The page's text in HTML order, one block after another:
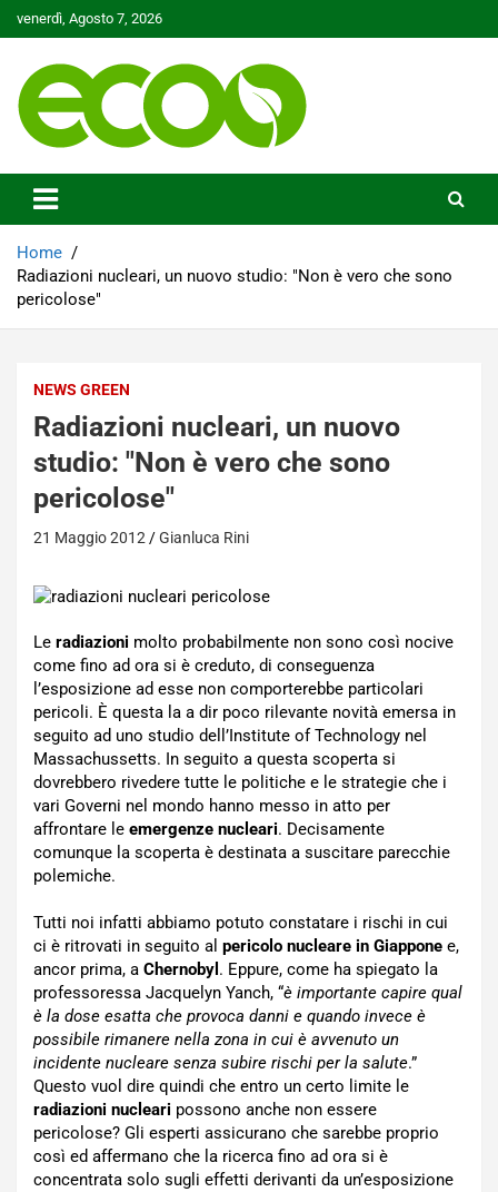
to
venerdì, Agosto 7, 2026
Ecoo.it
Home
Radiazioni nucleari, un nuovo studio: "Non è vero che sono
pericolose"
NEWS GREEN
Radiazioni nucleari, un nuovo
studio: "Non è vero che sono
pericolose"
21 Maggio 2012 Gianluca Rini
Le radiazioni molto probabilmente non sono così nocive
come fino ad ora si è creduto, di conseguenza
l’esposizione ad esse non comporterebbe particolari
pericoli. È questa la a dir poco rilevante novità emersa in
seguito ad uno studio dell’Institute of Technology nel
Massachussetts. In seguito a questa scoperta si
dovrebbero rivedere tutte le politiche e le strategie che i
vari Governi nel mondo hanno messo in atto per
affrontare le emergenze nucleari. Decisamente
comunque la scoperta è destinata a suscitare parecchie
polemiche.
Tutti noi infatti abbiamo potuto constatare i rischi in cui
ci è ritrovati in seguito al pericolo nucleare in Giappone e,
ancor prima, a Chernobyl . Eppure, come ha spiegato la
professoressa Jacquelyn Yanch, “è importante capire qual
è la dose esatta che provoca danni e quando invece è
possibile rimanere nella zona in cui è avvenuto un
incidente nucleare senza subire rischi per la salute.”
Questo vuol dire quindi che entro un certo limite le
radiazioni nucleari possono anche non essere
pericolose? Gli esperti assicurano che sarebbe proprio
così ed affermano che la ricerca fino ad ora si è
concentrata solo sugli effetti derivanti da un’esposizione